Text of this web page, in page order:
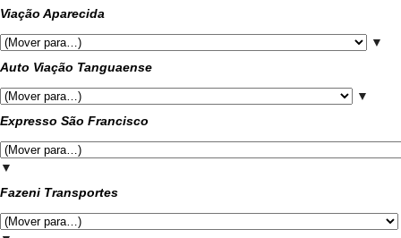
Viação Aparecida
▼
Auto Viação Tanguaense
▼
Expresso São Francisco
▼
Fazeni Transportes